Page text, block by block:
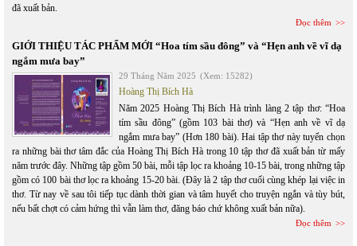
đã xuất bản.
Đọc thêm
GIỚI THIỆU TÁC PHẨM MỚI “Hoa tím sầu đông” và “Hẹn anh về vĩ dạ
ngắm mưa bay”
29 Tháng Năm 2025 (Xem: 15282)
Hoàng Thị Bích Hà
Năm 2025 Hoàng Thị Bích Hà trình làng 2 tập thơ: “Hoa
tím sầu đông” (gồm 103 bài thơ) và “Hẹn anh về vĩ dạ
ngắm mưa bay” (Hơn 180 bài). Hai tập thơ này tuyển chọn
ra những bài thơ tâm đắc của Hoàng Thị Bích Hà trong 10 tập thơ đã xuất bản từ mấy
năm trước đây. Những tập gồm 50 bài, mỗi tập lọc ra khoảng 10-15 bài, trong những tập
gồm có 100 bài thơ lọc ra khoảng 15-20 bài. (Đây là 2 tập thơ cuối cùng khép lại việc in
thơ. Từ nay về sau tôi tiếp tục dành thời gian và tâm huyết cho truyện ngắn và tùy bút,
nếu bất chợt có cảm hứng thì vẫn làm thơ, đăng báo chứ không xuất bản nữa).
Đọc thêm